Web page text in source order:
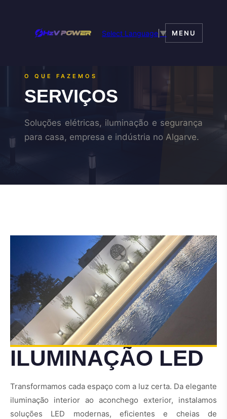
Select Language ▼ MENU
O QUE FAZEMOS
SERVIÇOS
Soluções elétricas, iluminação e segurança
para casa, empresa e indústria no Algarve.
ILUMINAÇÃO LED
Transformamos cada espaço com a luz certa. Da elegante
iluminação interior ao aconchego exterior, instalamos
soluções LED modernas, eficientes e cheias de